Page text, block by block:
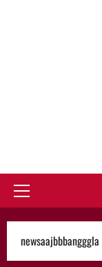
Primary
newsaajbbbangggla